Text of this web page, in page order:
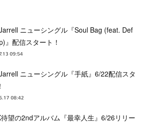
ニューシングル『Soul Bag (feat. Def
』配信スタート！
09:54
ニューシングル『手紙』6/22配信スタ
08:42
望の2ndアルバム『最幸人生』6/26リリー